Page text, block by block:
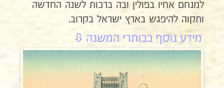
למנחם אחיו בפולין ובה ברכות לשנה החדשה
ותקוה להיפגש בארץ ישראל בקרוב.